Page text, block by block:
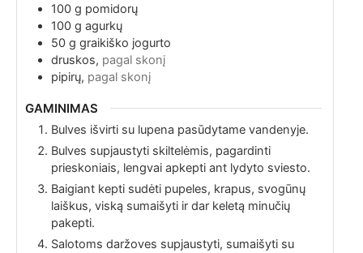
100 g pomidorų
100 g agurkų
50 g graikiško jogurto
druskos, pagal skonį
pipirų, pagal skonį
GAMINIMAS
Bulves išvirti su lupena pasūdytame vandenyje.
Bulves supjaustyti skiltelėmis, pagardinti
prieskoniais, lengvai apkepti ant lydyto sviesto.
Baigiant kepti sudėti pupeles, krapus, svogūnų
laiškus, viską sumaišyti ir dar keletą minučių
pakepti.
Salotoms daržoves supjaustyti, sumaišyti su